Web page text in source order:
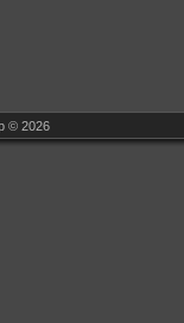
© 2026